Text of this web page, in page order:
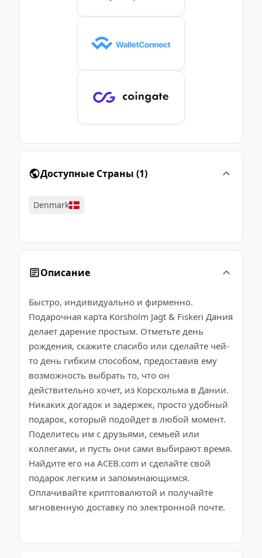
Доступные Страны (1)
Denmark
Описание
Быстро, индивидуально и фирменно.
Подарочная карта Korsholm Jagt & Fiskeri Дания
делает дарение простым. Отметьте день
рождения, скажите спасибо или сделайте чей-
то день гибким способом, предоставив ему
возможность выбрать то, что он
действительно хочет, из Корсхольма в Дании.
Никаких догадок и задержек, просто удобный
подарок, который подойдет в любой момент.
Поделитесь им с друзьями, семьей или
коллегами, и пусть они сами выбирают время.
Найдите его на ACEB.com и сделайте свой
подарок легким и запоминающимся.
Оплачивайте криптовалютой и получайте
мгновенную доставку по электронной почте.